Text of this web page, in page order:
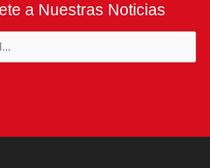
a Nuestras Noticias